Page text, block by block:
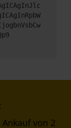
von 2